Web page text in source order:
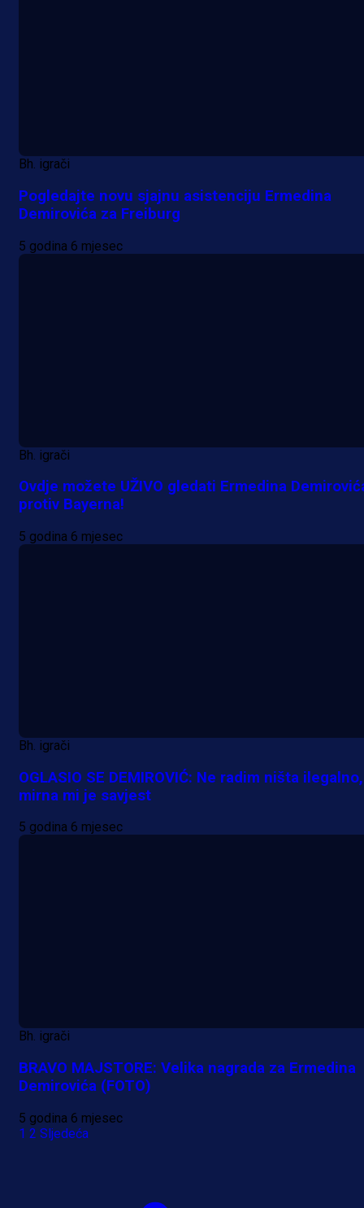
Bh. igrači
Pogledajte novu sjajnu asistenciju Ermedina
Demirovića za Freiburg
5 godina 6 mjesec
Bh. igrači
Ovdje možete UŽIVO gledati Ermedina
protiv Bayerna!
5 godina 6 mjesec
Bh. igrači
OGLASIO SE DEMIROVIĆ: Ne radim ništa ilegalno,
mirna mi je savjest
5 godina 6 mjesec
Bh. igrači
BRAVO MAJSTORE: Velika nagrada za Ermedina
Demirovića (FOTO)
5 godina 6 mjesec
1 2 Sljedeća